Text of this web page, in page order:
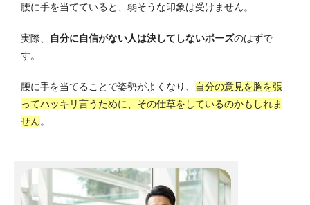
腰に手を当てていると、弱そうな印象は受けません。
実際、 自分に自信がない人は決してしないポーズのはずで
す。
腰に手を当てることで姿勢がよくなり、
自分の意見を胸を張
ってハッキリ言うために、その仕草をしているのかもしれま
せん。